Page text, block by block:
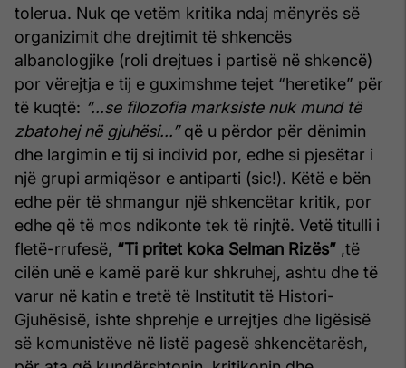
tolerua. Nuk qe vetëm kritika ndaj mënyrës së
organizimit dhe drejtimit të shkencës
albanologjike (roli drejtues i partisë në shkencë)
por vërejtja e tij e guximshme tejet “heretike” për
të kuqtë: “...se filozofia marksiste nuk mund të
zbatohej në gjuhësi...”që u përdor për dënimin
dhe largimin e tij si individ por, edhe si pjesëtar i
një grupi armiqësor e antiparti (sic!). Këtë e bën
edhe për të shmangur një shkencëtar kritik, por
edhe që të mos ndikonte tek të rinjtë. Vetë titulli i
fletë-rrufesë, “Ti pritet koka Selman Rizës” ,të
cilën unë e kamë parë kur shkruhej, ashtu dhe të
varur në katin e tretë të Institutit të Histori-
Gjuhësisë, ishte shprehje e urrejtjes dhe ligësisë
së komunistëve në listë pagesë shkencëtarësh,